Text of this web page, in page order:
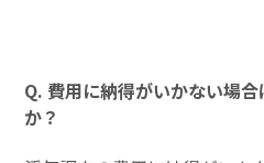
Q. 費用に納得がいかない場
か？